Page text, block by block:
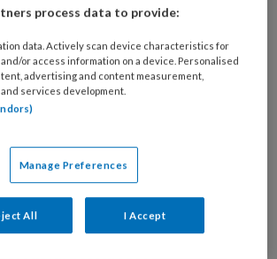
toestemming voor e-mails
en
Media B.V.
?
gegevens kunnen worden toegevoegd aan
met onsprivacy statement
process data to provide:
data. Actively scan device characteristics for
or access information on a device. Personalised
advertising and content measurement,
services development.
Manage Preferences
All I Accept